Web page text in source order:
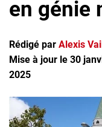
Recherchez un
Ma boîte à
Conseils carrière
Métiers
Info génie
en génie
Rédigé par Alexis
Mise à jour le 30
2025